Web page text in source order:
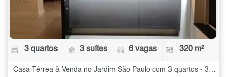
3 quartos 3 suítes 6 vagas 320 m²
Casa Térrea à Venda no Jardim São Paulo com 3 quartos - 320 m²